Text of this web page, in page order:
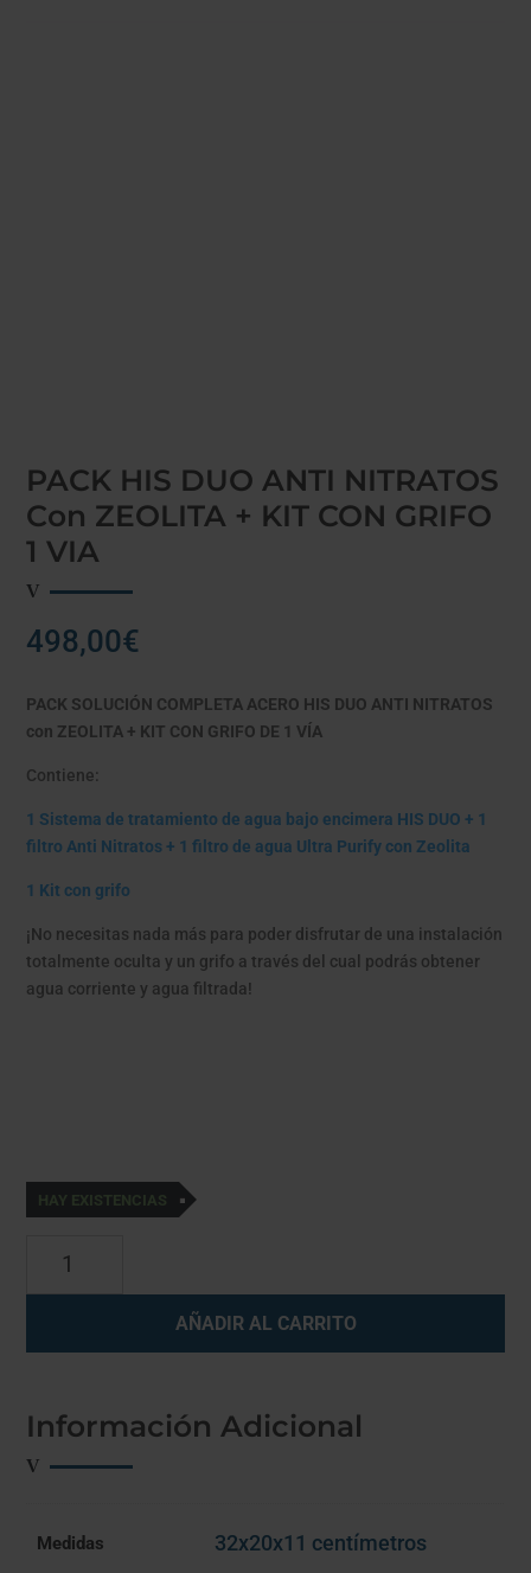
PACK HIS DUO ANTI NITRATOS
Con ZEOLITA + KIT CON GRIFO
1 VIA
498,00€
PACK SOLUCIÓN COMPLETA ACERO HIS DUO ANTI NITRATOS
con ZEOLITA + KIT CON GRIFO DE 1 VÍA
Contiene:
1 Sistema de tratamiento de agua bajo encimera HIS DUO + 1
filtro Anti Nitratos + 1 filtro de agua Ultra Purify con Zeolita
1 Kit con grifo
¡No necesitas nada más para poder disfrutar de una instalación
totalmente oculta y un grifo a través del cual podrás obtener
agua corriente y agua filtrada!
HAY EXISTENCIAS
NITRATOS
ZEOLITA
+
KIT
AÑADIR AL CARRITO
Información Adicional
Medidas 32x20x11 centímetros